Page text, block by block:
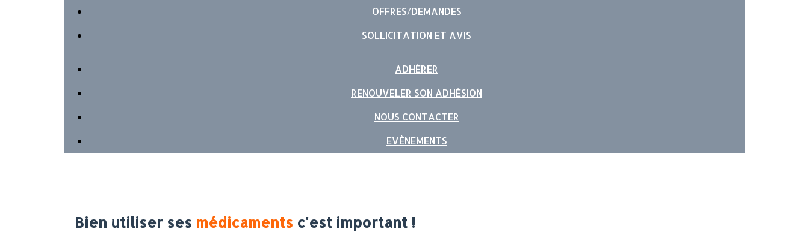
OFFRES/DEMANDES
SOLLICITATION ET AVIS
ADHÉRER
RENOUVELER SON ADHÉSION
NOUS CONTACTER
EVÈNEMENTS
Bien utiliser ses médicaments c'est important !